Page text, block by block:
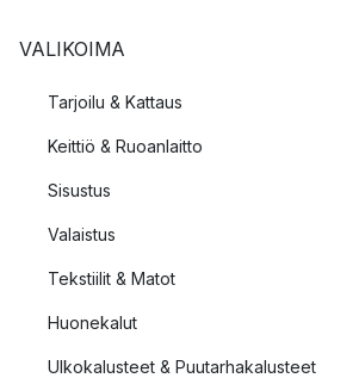
VALIKOIMA
Tarjoilu & Kattaus
Keittiö & Ruoanlaitto
Sisustus
Valaistus
Tekstiilit & Matot
Huonekalut
Ulkokalusteet & Puutarhakalusteet